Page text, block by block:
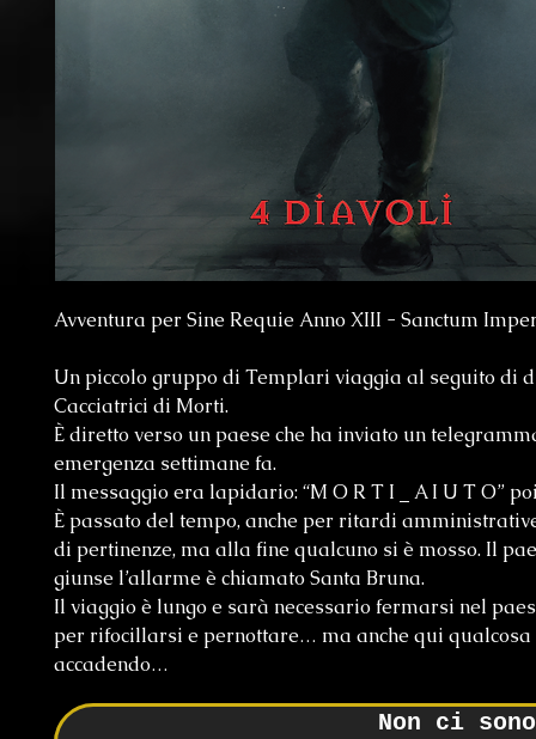
Avventura per Sine Requie Anno XIII - Sanctum
Un piccolo gruppo di Templari viaggia al seguito di
Cacciatrici di Morti.
È diretto verso un paese che ha inviato un
emergenza settimane fa.
Il messaggio era lapidario: “M O R T I _ A I U T O”
È passato del tempo, anche per ritardi
di pertinenze, ma alla fine qualcuno si è mosso. Il
giunse l’allarme è chiamato Santa Bruna.
Il viaggio è lungo e sarà necessario fermarsi nel
per rifocillarsi e pernottare… ma anche qui qualcosa
accadendo…
Non ci